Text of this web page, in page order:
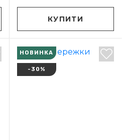
КУПИТИ
НОВИНКА
-30%